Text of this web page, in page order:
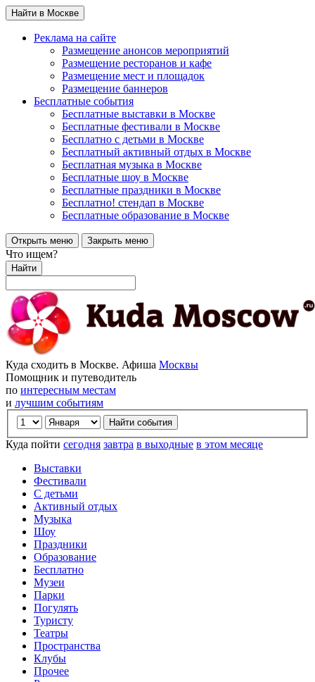
Найти в Москве
Реклама на сайте
Размещение анонсов мероприятий
Размещение ресторанов и кафе
Размещение мест и площадок
Размещение баннеров
Бесплатные события
Бесплатные выставки в Москве
Бесплатные фестивали в Москве
Бесплатно с детьми в Москве
Бесплатный активный отдых в Москве
Бесплатная музыка в Москве
Бесплатные шоу в Москве
Бесплатные праздники в Москве
Бесплатно! стендап в Москве
Бесплатные образование в Москве
Открыть меню Закрыть меню
Что ищем?
Найти
Куда сходить в Москве. Афиша Москвы
Помощник и путеводитель
по интересным местам
и лучшим событиям
Куда пойти сегодня завтра в выходные в этом месяце
Выставки
Фестивали
С детьми
Активный отдых
Музыка
Шоу
Праздники
Образование
Бесплатно
Музеи
Парки
Погулять
Туристу
Театры
Пространства
Клубы
Прочее